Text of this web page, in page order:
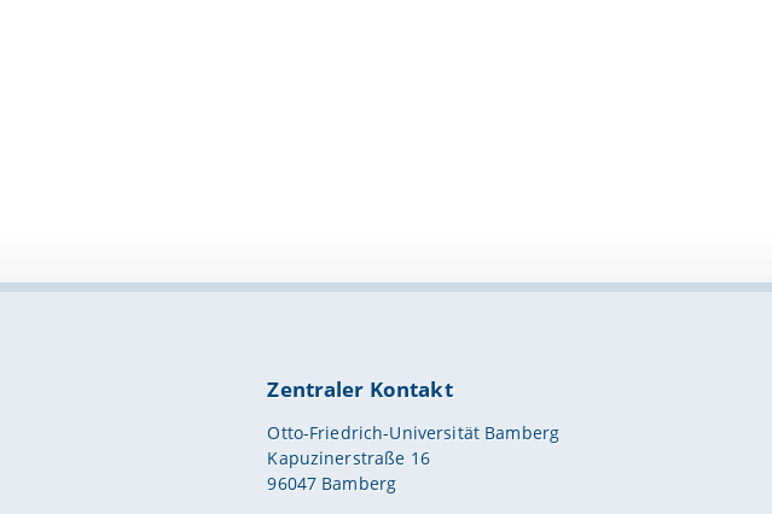
Zentraler Kontakt
Otto-Friedrich-Universität Bamberg
Kapuzinerstraße 16
96047 Bamberg